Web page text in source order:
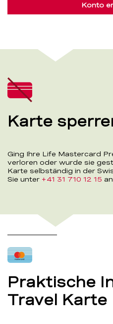
Konto
Karte
Ging Ihre Life Mastercard
verloren oder wurde sie
Karte selbständig in der
Sie unter +41 31 710 12 15 an.
Praktische
Travel Karte